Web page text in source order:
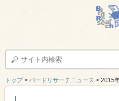
トップ> バードリサーチニュース > 2015